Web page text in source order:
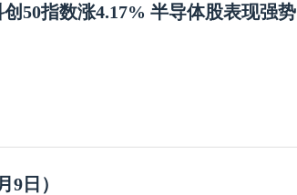
50指数涨4.17% 半导体股表现强势
9日）